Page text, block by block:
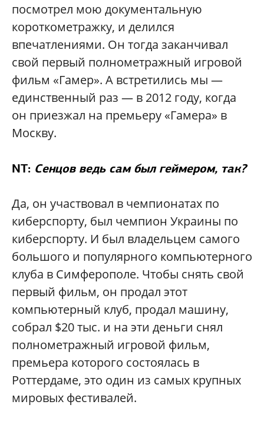
посмотрел мою документальную
короткометражку, и делился
впечатлениями. Он тогда заканчивал
свой первый полнометражный игровой
фильм «Гамер». А встретились мы —
единственный раз — в 2012 году, когда
он приезжал на премьеру «Гамера» в
Москву.
NT: Сенцов ведь сам был геймером, так?
Да, он участвовал в чемпионатах по
киберспорту, был чемпион Украины по
киберспорту. И был владельцем самого
большого и популярного компьютерного
клуба в Симферополе. Чтобы снять свой
первый фильм, он продал этот
компьютерный клуб, продал машину,
собрал $20 тыс. и на эти деньги снял
полнометражный игровой фильм,
премьера которого состоялась в
Роттердаме, это один из самых крупных
мировых фестивалей.